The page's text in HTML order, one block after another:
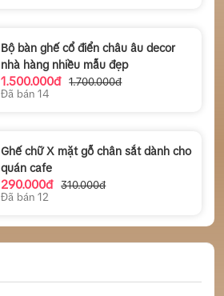
Bộ bàn ghế cổ điển châu âu decor
nhà hàng nhiều mẫu đẹp
1.500.000đ
1.700.000đ
Đã bán 14
Ghế chữ X mặt gỗ chân sắt dành cho
quán cafe
290.000đ
310.000đ
Đã bán 12